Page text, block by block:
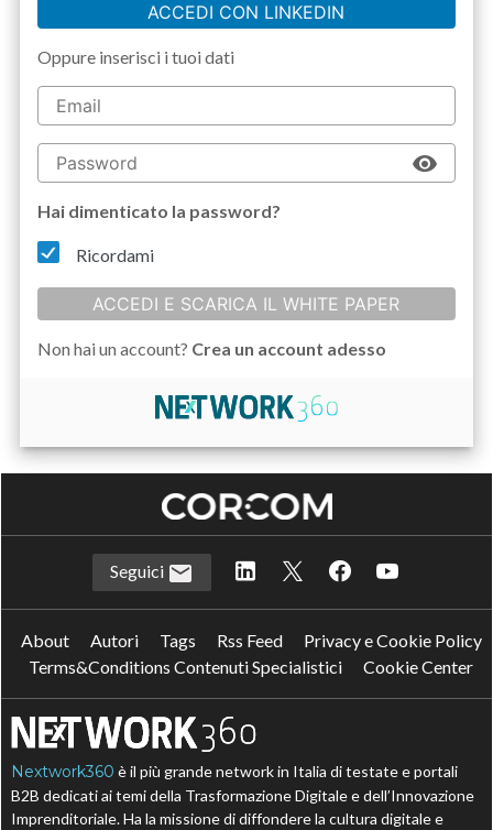
ACCEDI CON LINKEDIN
Oppure inserisci i tuoi dati
Hai dimenticato la password?
Ricordami
ACCEDI E SCARICA IL WHITE PAPER
Non hai un account? Crea un account adesso
Seguici
About Autori Tags Rss Feed
Privacy e Cookie Policy
Terms&Conditions Contenuti Specialistici
Cookie Center
Nextwork360 è il più grande network in Italia di testate e portali
B2B dedicati ai temi della Trasformazione Digitale e dell’Innovazione
Imprenditoriale. Ha la missione di diffondere la cultura digitale e